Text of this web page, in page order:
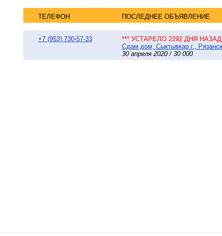
ТЕЛЕФОН ПОСЛЕДНЕЕ ОБЪЯВЛЕНИЕ
+7 (953) 730-57-33
*** УСТАРЕЛО 2292 ДНЯ НАЗАД
Сдам дом, Сыктывкар г.,
30 апреля 2020 / 30 000